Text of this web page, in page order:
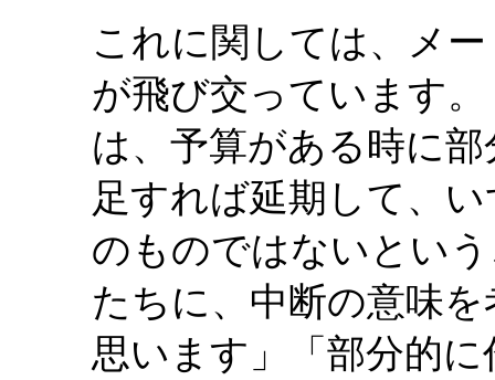
これに関しては、メ
が飛び交っています
は、予算がある時に
足すれば延期して、
のものではないとい
たちに、中断の意味
思います」「部分的